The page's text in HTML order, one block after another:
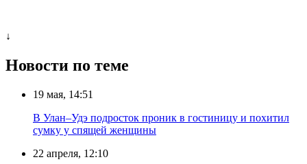
↓
Новости по теме
19 мая, 14:51
В Улан–Удэ подросток проник в гостиницу и похитил
сумку у спящей женщины
22 апреля, 12:10